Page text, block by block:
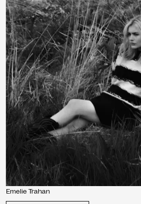
Emelie Trahan